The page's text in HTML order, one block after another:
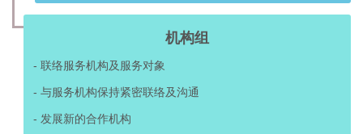
机构组
- 联络服务机构及服务对象
- 与服务机构保持紧密联络及沟通
- 发展新的合作机构